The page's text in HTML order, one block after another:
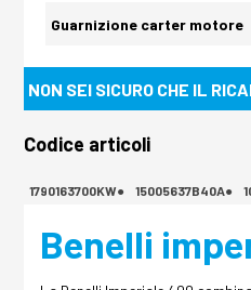
Guarnizione carter motore
NON SEI SICURO CHE IL
Codice articoli
1790163700KW● 15005637B40A●
Benelli